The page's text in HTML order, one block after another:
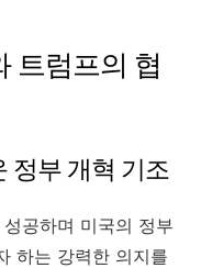
트럼프의 협
정부 개혁 기조
공하며 미국의 정부
하는 강력한 의지를